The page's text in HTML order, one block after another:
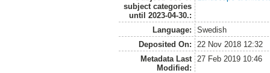
subject categories
until 2023-04-30.:
Language:
Swedish
Deposited On:
22 Nov 2018 12:32
Metadata Last
Modified:
27 Feb 2019 10:46